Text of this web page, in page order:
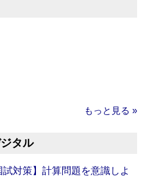
もっと見る »
タル
試対策】計算問題を意識しよ